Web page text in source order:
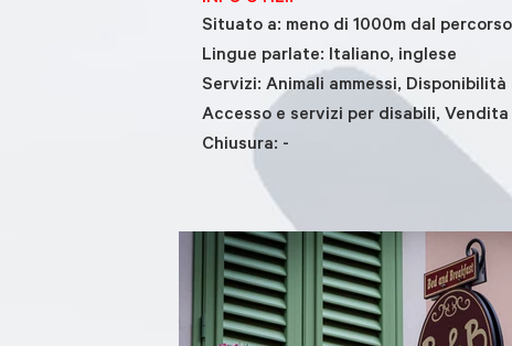
Situato a: meno di 1000m dal percorso
Lingue parlate: Italiano, inglese
Servizi: Animali ammessi,
Accesso e servizi per disabili,
Chiusura: -